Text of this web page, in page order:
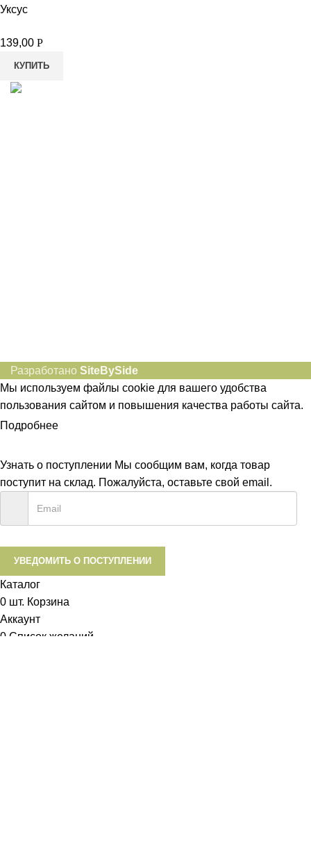
Уксус
139,00 Р
КУПИТЬ
Разработано SiteBySide
Мы используем файлы cookie для вашего удобства
пользования сайтом и повышения качества работы сайта.
Подробнее
Узнать о поступлении Мы сообщим вам, когда товар
поступит на склад. Пожалуйста, оставьте свой email.
УВЕДОМИТЬ О ПОСТУПЛЕНИИ
Каталог
0 шт. Корзина
Аккаунт
0 Список желаний